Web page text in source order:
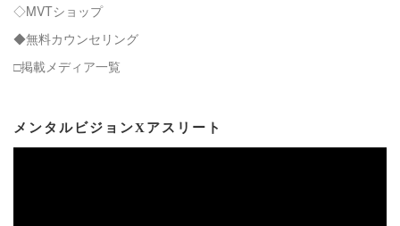
◇MVTショップ
◆無料カウンセリング
□掲載メディア一覧
メンタルビジョンXアスリート